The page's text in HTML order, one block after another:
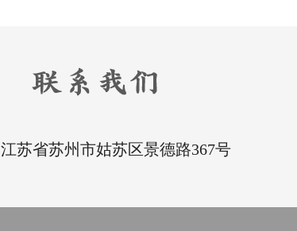
江苏省苏州市姑苏区景德路367号